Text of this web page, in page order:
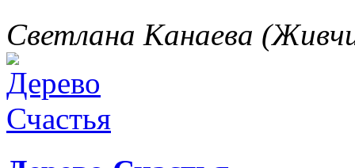
Светлана Канаева